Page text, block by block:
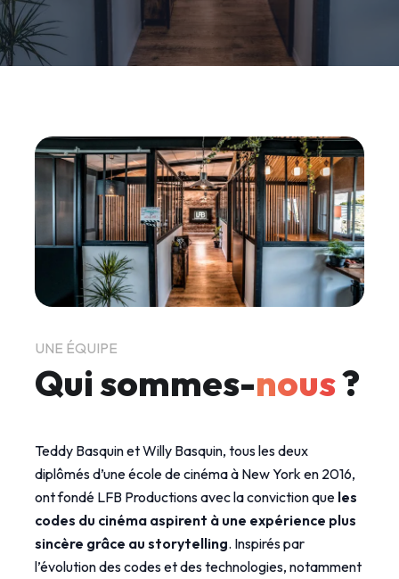
UNE ÉQUIPE
Qui sommes-nous?
Teddy Basquin et Willy Basquin, tous les deux
diplômés d’une école de cinéma à New York en 2016,
ont fondé LFB Productions avec la conviction que les
codes du cinéma aspirent à une expérience plus
sincère grâce au storytelling. Inspirés par
l’évolution des codes et des technologies, notamment